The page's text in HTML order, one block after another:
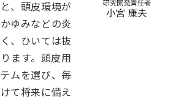
、頭皮環境が
ゆみなどの炎
、ひいては抜
ます。頭皮用
ムを選び、毎
て将来に備え